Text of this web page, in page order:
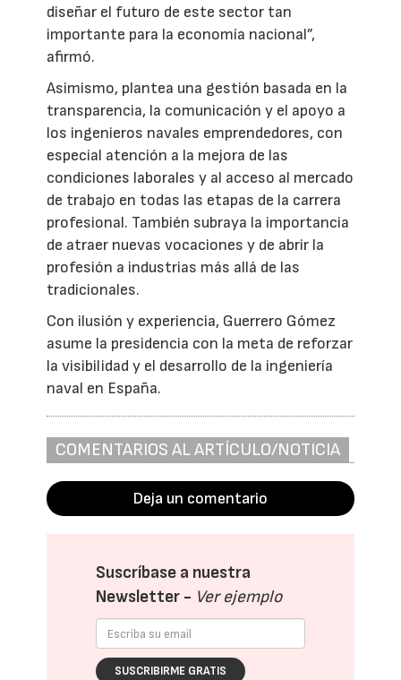
diseñar el futuro de este sector tan
importante para la economía nacional”,
afirmó.
Asimismo, plantea una gestión basada en la
transparencia, la comunicación y el apoyo a
los ingenieros navales emprendedores, con
especial atención a la mejora de las
condiciones laborales y al acceso al mercado
de trabajo en todas las etapas de la carrera
profesional. También subraya la importancia
de atraer nuevas vocaciones y de abrir la
profesión a industrias más allá de las
tradicionales.
Con ilusión y experiencia, Guerrero Gómez
asume la presidencia con la meta de reforzar
la visibilidad y el desarrollo de la ingeniería
naval en España.
COMENTARIOS AL ARTÍCULO/NOTICIA
Deja un comentario
Suscríbase a nuestra
Newsletter - Ver ejemplo
SUSCRIBIRME GRATIS